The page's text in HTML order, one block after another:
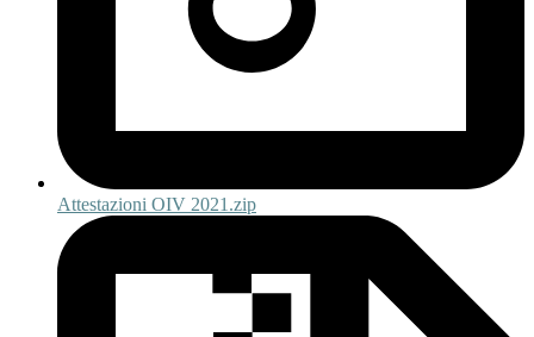
Attestazioni OIV 2021.zip